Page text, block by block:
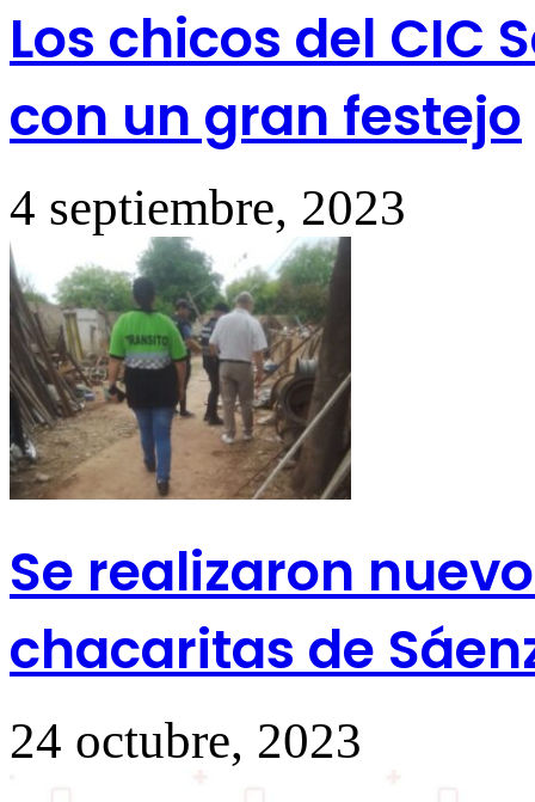
Los chicos del CIC
con un gran festejo
4 septiembre, 2023
Se realizaron
chacaritas de
24 octubre, 2023